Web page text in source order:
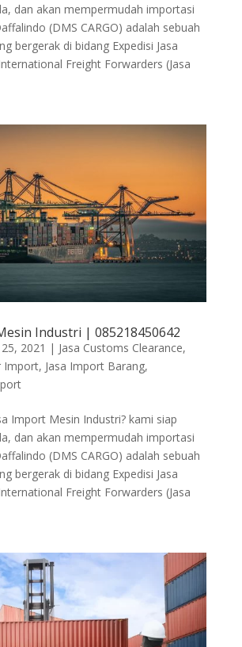
dan akan mempermudah importasi
(DMS CARGO) adalah sebuah
bergerak di bidang Expedisi Jasa
Freight Forwarders (Jasa
Industri | 085218450642
2021 | Jasa Customs Clearance,
Import, Jasa Import Barang,
Import Mesin Industri? kami siap
dan akan mempermudah importasi
(DMS CARGO) adalah sebuah
bergerak di bidang Expedisi Jasa
Freight Forwarders (Jasa